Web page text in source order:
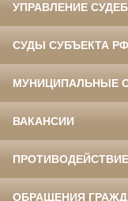
УПРАВЛЕНИЕ
СУДЫ СУБЪЕКТА РФ
МУНИЦИПАЛЬНЫЕ
ВАКАНСИИ
ОБРАЩЕНИЯ